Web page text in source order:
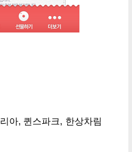
아, 퀸스파크, 한상차림